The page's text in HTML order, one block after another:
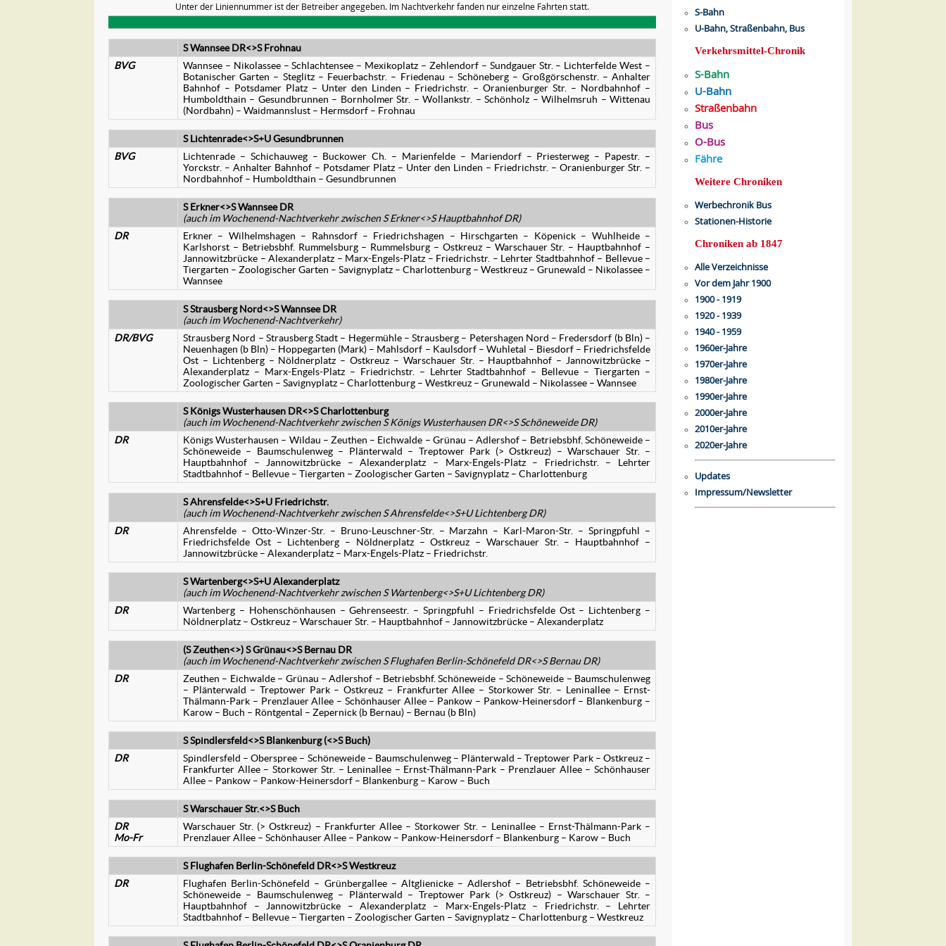
Unter der Liniennummer ist der Betreiber angegeben. Im Nachtverkehr fanden nur einzelne Fahrten statt.
S Wannsee DR<>S Frohnau
BVG
Wannsee – Nikolassee – Schlachtensee – Mexikoplatz – Zehlendorf – Sundgauer Str. – Lichterfelde West –
Botanischer Garten – Steglitz – Feuerbachstr. – Friedenau – Schöneberg – Großgörschenstr. – Anhalter
Bahnhof – Potsdamer Platz – Unter den Linden – Friedrichstr. – Oranienburger Str. – Nordbahnhof –
Humboldthain – Gesundbrunnen – Bornholmer Str. – Wollankstr. – Schönholz – Wilhelmsruh – Wittenau
(Nordbahn) – Waidmannslust – Hermsdorf – Frohnau
S Lichtenrade<>S+U Gesundbrunnen
BVG
Lichtenrade – Schichauweg – Buckower Ch. – Marienfelde – Mariendorf – Priesterweg – Papestr. –
Yorckstr. – Anhalter Bahnhof – Potsdamer Platz – Unter den Linden – Friedrichstr. – Oranienburger Str. –
Nordbahnhof – Humboldthain – Gesundbrunnen
S Erkner<>S Wannsee DR
(auch im Wochenend-Nachtverkehr zwischen S Erkner<>S Hauptbahnhof DR)
DR
Erkner – Wilhelmshagen – Rahnsdorf – Friedrichshagen – Hirschgarten – Köpenick – Wuhlheide –
Karlshorst – Betriebsbhf. Rummelsburg – Rummelsburg – Ostkreuz – Warschauer Str. – Hauptbahnhof –
Jannowitzbrücke – Alexanderplatz – Marx-Engels-Platz – Friedrichstr. – Lehrter Stadtbahnhof – Bellevue –
Tiergarten – Zoologischer Garten – Savignyplatz – Charlottenburg – Westkreuz – Grunewald – Nikolassee –
Wannsee
S Strausberg Nord<>S Wannsee DR
(auch im Wochenend-Nachtverkehr)
DR/BVG
Strausberg Nord – Strausberg Stadt – Hegermühle – Strausberg – Petershagen Nord – Fredersdorf (b Bln) –
Neuenhagen (b Bln) – Hoppegarten (Mark) – Mahlsdorf – Kaulsdorf – Wuhletal – Biesdorf – Friedrichsfelde
Ost – Lichtenberg – Nöldnerplatz – Ostkreuz – Warschauer Str. – Hauptbahnhof – Jannowitzbrücke –
Alexanderplatz – Marx-Engels-Platz – Friedrichstr. – Lehrter Stadtbahnhof – Bellevue – Tiergarten –
Zoologischer Garten – Savignyplatz – Charlottenburg – Westkreuz – Grunewald – Nikolassee – Wannsee
S Königs Wusterhausen DR<>S Charlottenburg
(auch im Wochenend-Nachtverkehr zwischen S Königs Wusterhausen DR<>S Schöneweide DR)
DR
Königs Wusterhausen – Wildau – Zeuthen – Eichwalde – Grünau – Adlershof – Betriebsbhf. Schöneweide –
Schöneweide – Baumschulenweg – Plänterwald – Treptower Park (> Ostkreuz) – Warschauer Str. –
Hauptbahnhof – Jannowitzbrücke – Alexanderplatz – Marx-Engels-Platz – Friedrichstr. – Lehrter
Stadtbahnhof – Bellevue – Tiergarten – Zoologischer Garten – Savignyplatz – Charlottenburg
S Ahrensfelde<>S+U Friedrichstr.
(auch im Wochenend-Nachtverkehr zwischen S Ahrensfelde<>S+U Lichtenberg DR)
DR
Ahrensfelde – Otto-Winzer-Str. – Bruno-Leuschner-Str. – Marzahn – Karl-Maron-Str. – Springpfuhl –
Friedrichsfelde Ost – Lichtenberg – Nöldnerplatz – Ostkreuz – Warschauer Str. – Hauptbahnhof –
Jannowitzbrücke – Alexanderplatz – Marx-Engels-Platz – Friedrichstr.
S Wartenberg<>S+U Alexanderplatz
(auch im Wochenend-Nachtverkehr zwischen S Wartenberg<>S+U Lichtenberg DR)
DR
Wartenberg – Hohenschönhausen – Gehrenseestr. – Springpfuhl – Friedrichsfelde Ost – Lichtenberg –
Nöldnerplatz – Ostkreuz – Warschauer Str. – Hauptbahnhof – Jannowitzbrücke – Alexanderplatz
(S Zeuthen<>) S Grünau<>S Bernau DR
(auch im Wochenend-Nachtverkehr zwischen S Flughafen Berlin-Schönefeld DR<>S Bernau DR)
DR
Zeuthen – Eichwalde – Grünau – Adlershof – Betriebsbhf. Schöneweide – Schöneweide – Baumschulenweg
– Plänterwald – Treptower Park – Ostkreuz – Frankfurter Allee – Storkower Str. – Leninallee – Ernst-
Thälmann-Park – Prenzlauer Allee – Schönhauser Allee – Pankow – Pankow-Heinersdorf – Blankenburg –
Karow – Buch – Röntgental – Zepernick (b Bernau) – Bernau (b Bln)
S Spindlersfeld<>S Blankenburg (<>S Buch)
DR
Spindlersfeld – Oberspree – Schöneweide – Baumschulenweg – Plänterwald – Treptower Park – Ostkreuz –
Frankfurter Allee – Storkower Str. – Leninallee – Ernst-Thälmann-Park – Prenzlauer Allee – Schönhauser
Allee – Pankow – Pankow-Heinersdorf – Blankenburg – Karow – Buch
S Warschauer Str.<>S Buch
DR
Mo-Fr
Warschauer Str. (> Ostkreuz) – Frankfurter Allee – Storkower Str. – Leninallee – Ernst-Thälmann-Park –
Prenzlauer Allee – Schönhauser Allee – Pankow – Pankow-Heinersdorf – Blankenburg – Karow – Buch
S Flughafen Berlin-Schönefeld DR<>S Westkreuz
DR
Flughafen Berlin-Schönefeld – Grünbergallee – Altglienicke – Adlershof – Betriebsbhf. Schöneweide –
Schöneweide – Baumschulenweg – Plänterwald – Treptower Park (> Ostkreuz) – Warschauer Str. –
Hauptbahnhof – Jannowitzbrücke – Alexanderplatz – Marx-Engels-Platz – Friedrichstr. – Lehrter
Stadtbahnhof – Bellevue – Tiergarten – Zoologischer Garten – Savignyplatz – Charlottenburg – Westkreuz
S-Bahn
U-Bahn, Straßenbahn, Bus
Verkehrsmittel-Chronik
S-Bahn
U-Bahn
Straßenbahn
Bus
O-Bus
Fähre
Weitere Chroniken
Werbechronik Bus
Stationen-Historie
Chroniken ab 1847
Alle Verzeichnisse
Vor dem Jahr 1900
1900 - 1919
1920 - 1939
1940 - 1959
1960er-Jahre
1970er-Jahre
1980er-Jahre
1990er-Jahre
2000er-Jahre
2010er-Jahre
2020er-Jahre
Updates
Impressum/Newsletter